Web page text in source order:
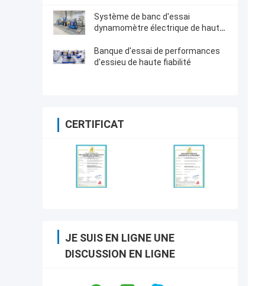
Système de banc d'essai
dynamomètre électrique de haute
Banque d'essai de performances
d'essieu de haute fiabilité
CERTIFICAT
JE SUIS EN LIGNE UNE
DISCUSSION EN LIGNE